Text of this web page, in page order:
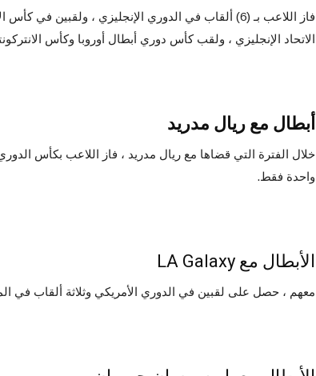
الاتحاد الإنجليزي ، ولقب كأس دوري أبطال أوروبا وكأس
أبطال مع ريال مدريد
خلال الفترة التي قضاها مع ريال مدريد ، فاز اللاعب بكأس
واحدة فقط.
الأبطال مع LA Galaxy
معهم ، حصل على لقبين في الدوري الأمريكي وثلاثة ألقاب في